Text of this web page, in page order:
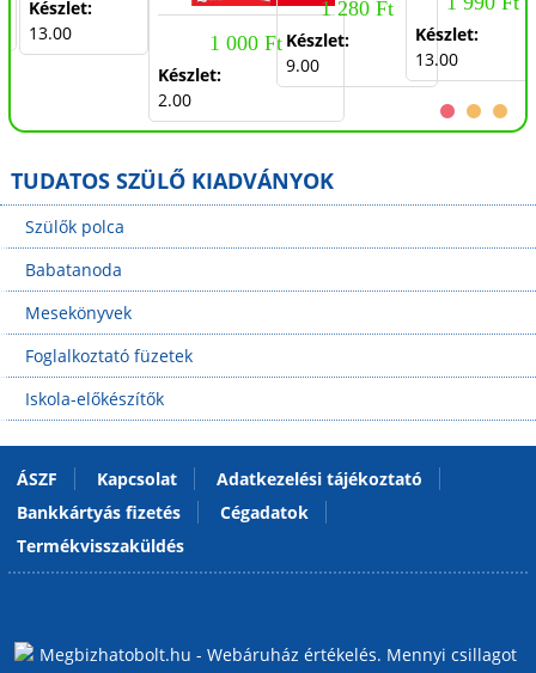
Készlet:
13.00
1 000 Ft
Készlet:
2.00
1 280 Ft
Készlet:
9.00
osztály
Készlet:
13.00
TUDATOS SZÜLŐ KIADVÁNYOK
Szülők polca
Babatanoda
Mesekönyvek
Foglalkoztató füzetek
Iskola-előkészítők
ÁSZF Kapcsolat
Adatkezelési tájékoztató
Bankkártyás fizetés
Cégadatok
Termékvisszaküldés